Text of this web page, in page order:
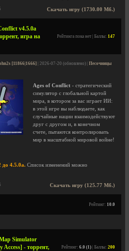
Скачать игру (1730.00 Мб.)
v4.5.0a
игра на
Рейтинга пока нет | Баллы: 147
[11866|1666] | 2026-07-20 (обновлено) | Песочницы
Ages of Conflict - стратегический
симулятор с глобальной картой
мира, в котором за вас играет ИИ:
в этой игре вы наблюдаете, как
случайные нации взаимодействуют
друг с другом и, в конечном
счете, пытаются контролировать
мир в масштабной мировой войне!
до 4.5.0a. Список изменений можно
Скачать игру (125.77 Мб.)
Рейтинг: 10.0
Simulator
Access] - торрент,
Рейтинг: 6.0 (1) | Баллы: 200